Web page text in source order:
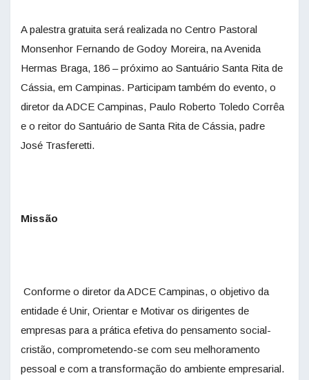
A palestra gratuita será realizada no Centro Pastoral
Monsenhor Fernando de Godoy Moreira, na Avenida
Hermas Braga, 186 – próximo ao Santuário Santa Rita de
Cássia, em Campinas. Participam também do evento, o
diretor da ADCE Campinas, Paulo Roberto Toledo Corrêa
e o reitor do Santuário de Santa Rita de Cássia, padre
José Trasferetti.
Missão
Conforme o diretor da ADCE Campinas, o objetivo da
entidade é Unir, Orientar e Motivar os dirigentes de
empresas para a prática efetiva do pensamento social-
cristão, comprometendo-se com seu melhoramento
pessoal e com a transformação do ambiente empresarial.